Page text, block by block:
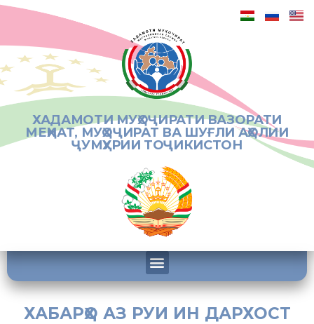
ХАДАМОТИ МУҲОҶИРАТИ ВАЗОРАТИ
МЕҲНАТ, МУҲОҶИРАТ ВА ШУҒЛИ АҲОЛИИ
ҶУМҲУРИИ ТОҶИКИСТОН
ХАБАРҲО АЗ РУИ ИН ДАРХОСТ